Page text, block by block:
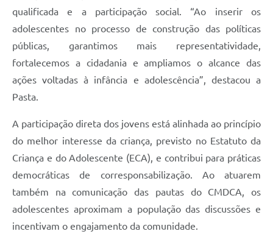
qualificada e a participação social. “Ao inserir os
adolescentes no processo de construção das políticas
públicas, garantimos mais representatividade,
fortalecemos a cidadania e ampliamos o alcance das
ações voltadas à infância e adolescência”, destacou a
Pasta.
A participação direta dos jovens está alinhada ao princípio
do melhor interesse da criança, previsto no Estatuto da
Criança e do Adolescente (ECA), e contribui para práticas
democráticas de corresponsabilização. Ao atuarem
também na comunicação das pautas do CMDCA, os
adolescentes aproximam a população das discussões e
incentivam o engajamento da comunidade.